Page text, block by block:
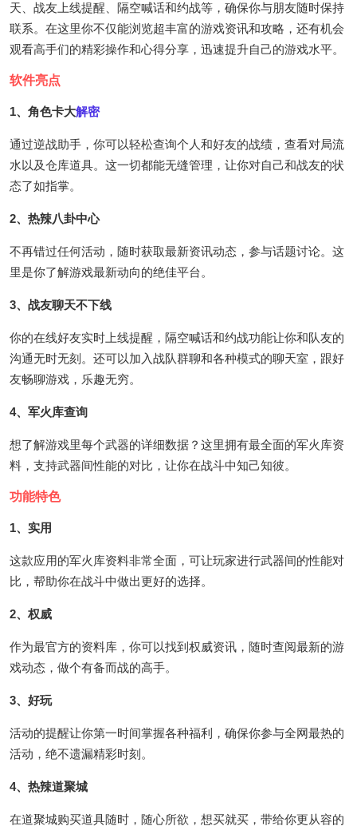
天、战友上线提醒、隔空喊话和约战等，确保你与朋友随时保持
联系。在这里你不仅能浏览超丰富的游戏资讯和攻略，还有机会
观看高手们的精彩操作和心得分享，迅速提升自己的游戏水平。
软件亮点
1、角色卡大解密
通过逆战助手，你可以轻松查询个人和好友的战绩，查看对局流
水以及仓库道具。这一切都能无缝管理，让你对自己和战友的状
态了如指掌。
2、热辣八卦中心
不再错过任何活动，随时获取最新资讯动态，参与话题讨论。这
里是你了解游戏最新动向的绝佳平台。
3、战友聊天不下线
你的在线好友实时上线提醒，隔空喊话和约战功能让你和队友的
沟通无时无刻。还可以加入战队群聊和各种模式的聊天室，跟好
友畅聊游戏，乐趣无穷。
4、军火库查询
想了解游戏里每个武器的详细数据？这里拥有最全面的军火库资
料，支持武器间性能的对比，让你在战斗中知己知彼。
功能特色
1、实用
这款应用的军火库资料非常全面，可让玩家进行武器间的性能对
比，帮助你在战斗中做出更好的选择。
2、权威
作为最官方的资料库，你可以找到权威资讯，随时查阅最新的游
戏动态，做个有备而战的高手。
3、好玩
活动的提醒让你第一时间掌握各种福利，确保你参与全网最热的
活动，绝不遗漏精彩时刻。
4、热辣道聚城
在道聚城购买道具随时，随心所欲，想买就买，带给你更从容的